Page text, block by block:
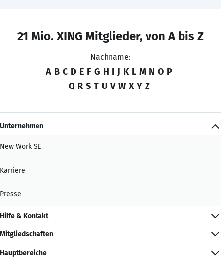
21 Mio. XING Mitglieder, von A bis Z
Nachname:
A B C D E F G H I J K L M N O P
Q R S T U V W X Y Z
Unternehmen
New Work SE
Karriere
Presse
Hilfe & Kontakt
Mitgliedschaften
Hauptbereiche